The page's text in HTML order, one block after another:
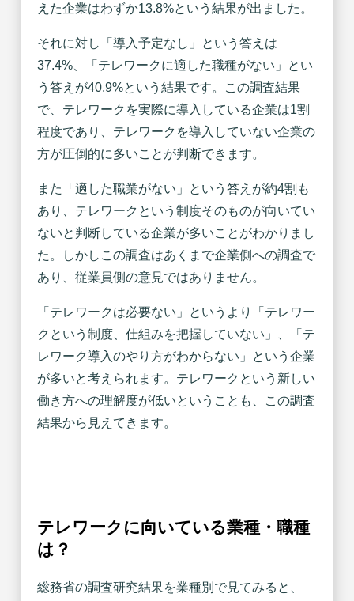
えた企業はわずか13.8%という結果が出ました。
それに対し「導入予定なし」という答えは
37.4%、「テレワークに適した職種がない」とい
う答えが40.9%という結果です。この調査結果
で、テレワークを実際に導入している企業は1割
程度であり、テレワークを導入していない企業の
方が圧倒的に多いことが判断できます。
また「適した職業がない」という答えが約4割も
あり、テレワークという制度そのものが向いてい
ないと判断している企業が多いことがわかりまし
た。しかしこの調査はあくまで企業側への調査で
あり、従業員側の意見ではありません。
「テレワークは必要ない」というより「テレワー
クという制度、仕組みを把握していない」、「テ
レワーク導入のやり方がわからない」という企業
が多いと考えられます。テレワークという新しい
働き方への理解度が低いということも、この調査
結果から見えてきます。
テレワークに向いている業種・職種
は？
総務省の調査研究結果を業種別で見てみると、